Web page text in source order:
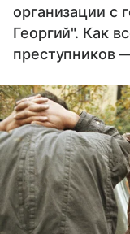
организации с
Георгий". Как
преступников